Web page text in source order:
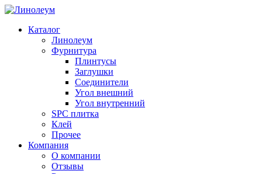
Каталог
Линолеум
Фурнитура
Плинтусы
Заглушки
Соединители
Угол внешний
Угол внутренний
SPC плитка
Клей
Прочее
Компания
О компании
Отзывы